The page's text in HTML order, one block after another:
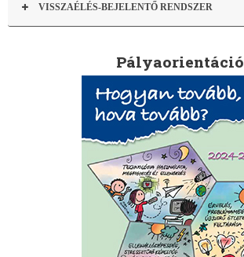
VISSZAÉLÉS-BEJELENTŐ RENDSZER
Pályaorientáció